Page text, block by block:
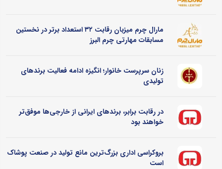
مارال چرم میزبان رقابت ۳۲ استعداد برتر در نخستین
مسابقات مهارتی چرم البرز
زنان سرپرست خانوار؛ انگیزه ادامه فعالیت برندهای
تولیدی
در رقابت برابر، برندهای ایرانی از خارجی‌ها موفق‌تر
خواهند بود
بروکراسی اداری بزرگ‌ترین مانع تولید در صنعت پوشاک
است